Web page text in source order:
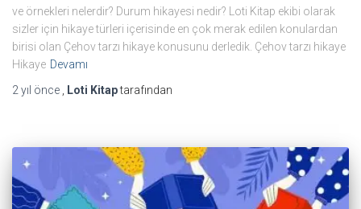
ve örnekleri nelerdir? Durum hikayesi nedir? Loti Kitap ekibi olarak
sizler için hikaye türleri içerisinde en çok merak edilen konulardan
birisi olan Çehov tarzı hikaye konusunu derledik. Çehov tarzı hikaye
Hikaye Devamı
2 yıl önce , Loti Kitaptarafından